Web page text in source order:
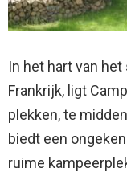
In het hart van
Frankrijk, ligt
plekken, te
biedt een
ruime